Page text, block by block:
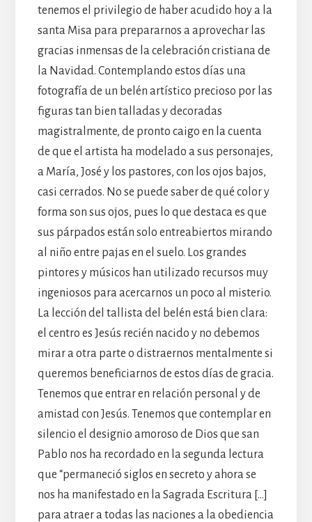
tenemos el privilegio de haber acudido hoy a la
santa Misa para prepararnos a aprovechar las
gracias inmensas de la celebración cristiana de
la Navidad. Contemplando estos días una
fotografía de un belén artístico precioso por las
figuras tan bien talladas y decoradas
magistralmente, de pronto caigo en la cuenta
de que el artista ha modelado a sus personajes,
a María, José y los pastores, con los ojos bajos,
casi cerrados. No se puede saber de qué color y
forma son sus ojos, pues lo que destaca es que
sus párpados están solo entreabiertos mirando
al niño entre pajas en el suelo. Los grandes
pintores y músicos han utilizado recursos muy
ingeniosos para acercarnos un poco al misterio.
La lección del tallista del belén está bien clara:
el centro es Jesús recién nacido y no debemos
mirar a otra parte o distraernos mentalmente si
queremos beneficiarnos de estos días de gracia.
Tenemos que entrar en relación personal y de
amistad con Jesús. Tenemos que contemplar en
silencio el designio amoroso de Dios que san
Pablo nos ha recordado en la segunda lectura
que “permaneció siglos en secreto y ahora se
nos ha manifestado en la Sagrada Escritura […]
para atraer a todas las naciones a la obediencia